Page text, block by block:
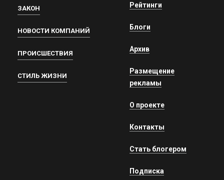
ЗАКОН
НОВОСТИ КОМПАНИЙ
ПРОИСШЕСТВИЯ
СТИЛЬ ЖИЗНИ
Рейтинги
Блоги
Архив
Размещение
рекламы
О проекте
Контакты
Стать блогером
Подписка